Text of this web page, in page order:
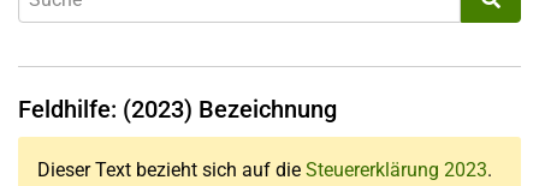
Feldhilfe: (2023) Bezeichnung
Dieser Text bezieht sich auf die Steuererklärung 2023.